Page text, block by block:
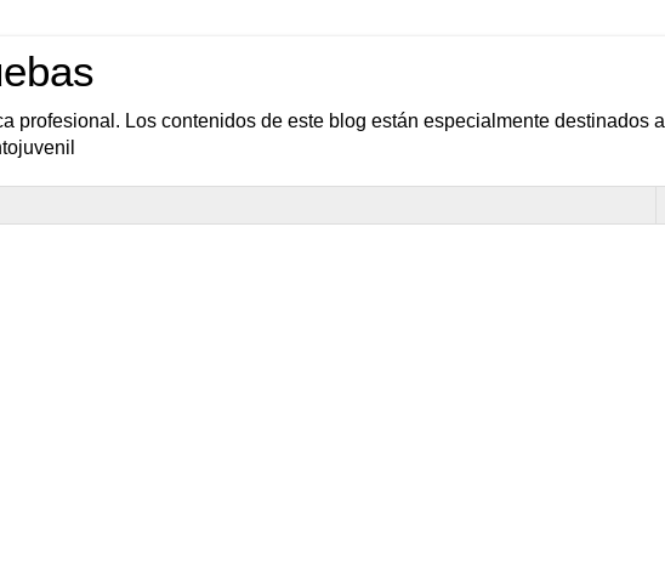
profesional. Los contenidos de este blog están especialmente destinados a